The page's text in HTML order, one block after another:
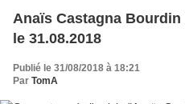
Anaïs Castagna
le 31.08.2018
Publié le 31/08/2018 à 18:21
Par TomA